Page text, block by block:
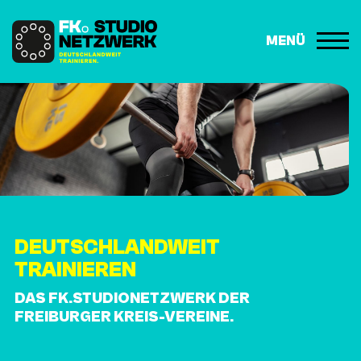
MENÜ
HOME
DAS NETZWERK
STUDIOSUCHE
TRAININGSANFRAGE
KONTAKT
DEUTSCHLANDWEIT
TRAINIEREN
DAS FK.STUDIONETZWERK DER
FREIBURGER KREIS-VEREINE.